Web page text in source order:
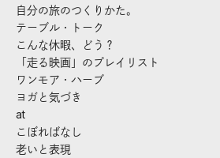
自分の旅のつくりかた。
テーブル・トーク
こんな休暇、どう？
「走る映画」のプレイリスト
ワンモア・ハーブ
ヨガと気づき
at
こぼればなし
老いと表現